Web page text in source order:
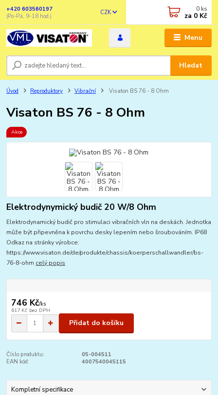
Menu
CZK
Hledat
+420 603560197
(Po-Pá, 9-18 hod.)
0 ks
za 0 Kč
Úvod Reproduktory Vibrační Visaton BS 76 - 8 Ohm
Visaton BS 76 - 8 Ohm
Akce
Elektrodynymický budič 20 W/8 Ohm
Elektrodynamický budič pro stimulaci vibračních vln na deskách. Jednotka
může být připevněna k povrchu desky lepením nebo šroubováním. IP68
Odkaz na stránky výrobce:
https://www.visaton.de/de/produkte/chassis/koerperschallwandler/bs-
76-8-ohm celý popis
746 Kč/ks
617 Kč bez DPH
Přidat do košíku
Číslo produktu:
05-004511
EAN kód:
4007540045115
Kompletní specifikace